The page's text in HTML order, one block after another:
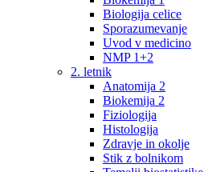
Biologija celice
Sporazumevanje
Uvod v medicino
NMP 1+2
2. letnik
Anatomija 2
Biokemija 2
Fiziologija
Histologija
Zdravje in okolje
Stik z bolnikom